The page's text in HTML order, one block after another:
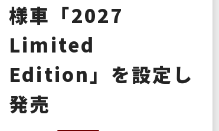
様車「2027
Limited
Edition」を設定し
発売